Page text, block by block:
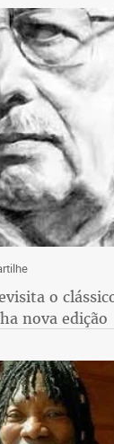
o
nova edição